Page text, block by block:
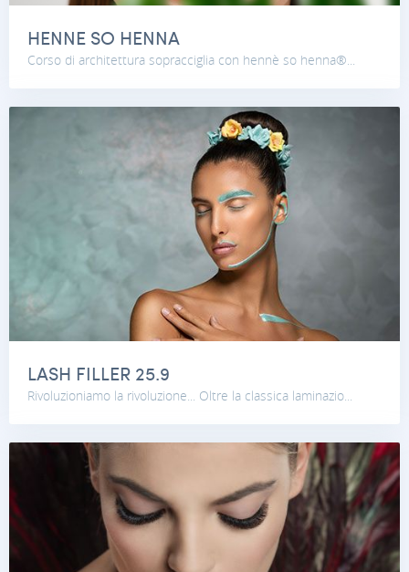
HENNE SO HENNA
Corso di architettura sopracciglia con hennè so henna®...
LASH FILLER 25.9
Rivoluzioniamo la rivoluzione... Oltre la classica laminazio...